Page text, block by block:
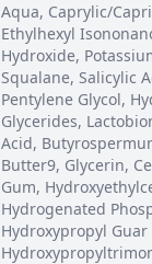
Aqua, Caprylic/
Ethylhexyl
Hydroxide,
Squalane, Salicylic
Pentylene Glycol,
Glycerides,
Acid,
Butter9, Glycerin,
Gum,
Hydrogenated
Hydroxypropyl Guar